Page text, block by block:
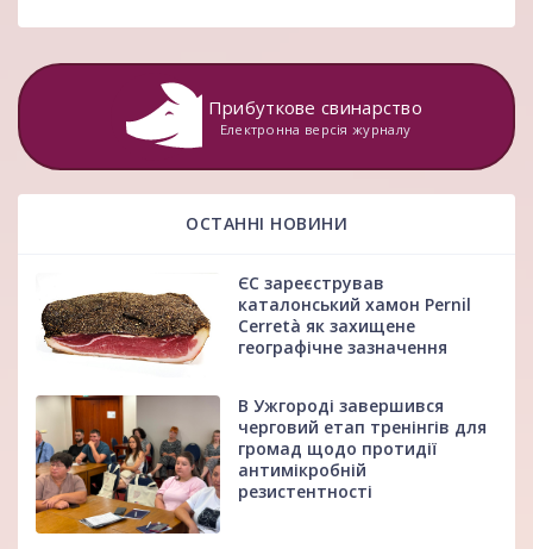
Прибуткове свинарство
Електронна версія журналу
ОСТАННІ НОВИНИ
ЄС зареєстрував
каталонський хамон Pernil
Cerretà як захищене
географічне зазначення
В Ужгороді завершився
черговий етап тренінгів для
громад щодо протидії
антимікробній
резистентності